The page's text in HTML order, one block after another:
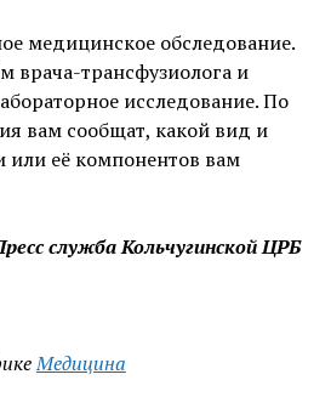
медицинское обследование.
врача-трансфузиолога и
исследование. По
вам сообщат, какой вид и
или её компонентов вам
служба Кольчугинской ЦРБ
Медицина